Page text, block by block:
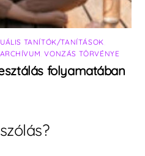
TANÍTÓK/TANÍTÁSOK
,VONZÁS TÖRVÉNYE
folyamatában